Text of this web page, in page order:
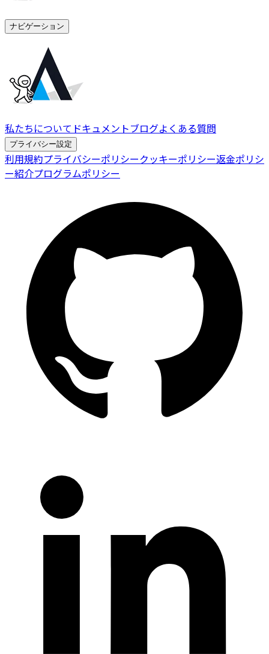
ナビゲーション
私たちについて ドキュメントブログよくある質問
プライバシー設定
利用規約プライバシーポリシークッキーポリシー返金ポリシ
ー紹介プログラムポリシー